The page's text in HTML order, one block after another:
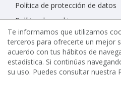
Política de protección de datos
Política de cookies
Te informamos que utilizamos
terceros para ofrecerte un mejor
acuerdo con tus hábitos de
estadística. Si continúas
su uso. Puedes consultar nuestra